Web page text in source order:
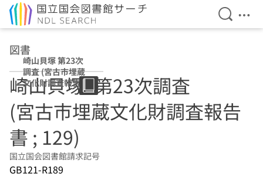
検索を
メ
図書
崎山貝塚 第23次
調査 (宮古市埋蔵
文化財調査報告書
; 129)
崎山貝塚. 第23次調査
(宮古市埋蔵文化財調査報告
書 ; 129)
国立国会図書館請求記号
GB121-R189